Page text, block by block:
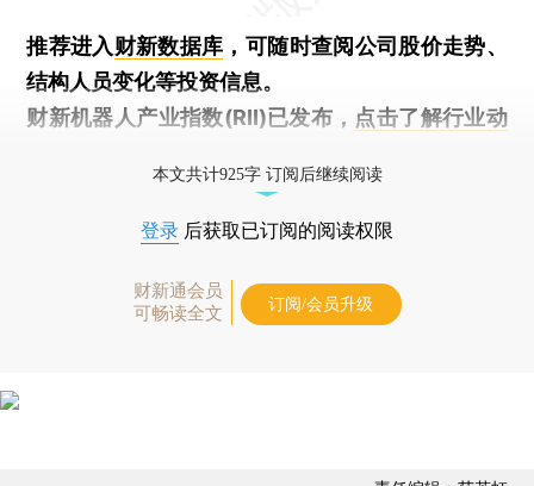
推荐进入财新数据库 ，可随时查阅公司股价走势、
结构人员变化等投资信息。
财新机器人产业指数(RII)已发布， 点击了解行业动
本文共计925字 订阅后继续阅读
登录 后获取已订阅的阅读权限
财新通会员
可畅读全文
订阅/会员升级